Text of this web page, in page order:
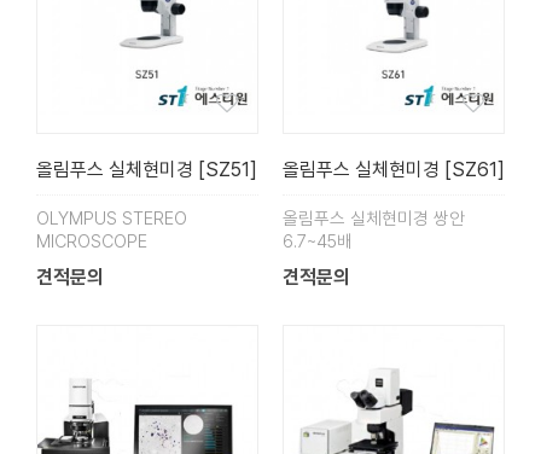
올림푸스 실체현미경 [SZ51]
OLYMPUS STEREO
MICROSCOPE
견적문의
올림푸스 실체현미경 [SZ61]
올림푸스 실체현미경 쌍안
6.7~45배
견적문의